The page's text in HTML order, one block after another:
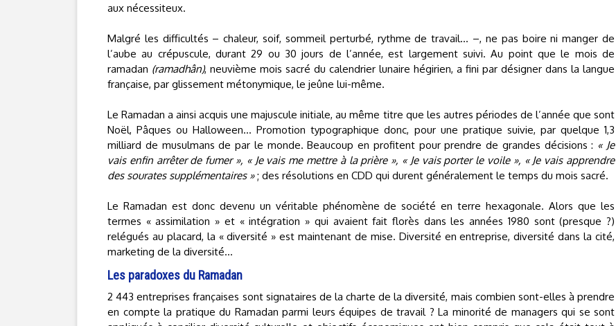
aux nécessiteux.
Malgré les difficultés – chaleur, soif, sommeil perturbé, rythme de travail… –, ne pas boire ni manger de
l’aube au crépuscule, durant 29 ou 30 jours de l’année, est largement suivi. Au point que le mois de
ramadan (ramadhân), neuvième mois sacré du calendrier lunaire hégirien, a fini par désigner dans la langue
française, par glissement métonymique, le jeûne lui-même.
Le Ramadan a ainsi acquis une majuscule initiale, au même titre que les autres périodes de l’année que sont
Noël, Pâques ou Halloween... Promotion typographique donc, pour une pratique suivie, par quelque 1,3
milliard de musulmans de par le monde. Beaucoup en profitent pour prendre de grandes décisions : « Je
vais enfin arrêter de fumer », « Je vais me mettre à la prière », « Je vais porter le voile », « Je vais apprendre
des sourates supplémentaires »; des résolutions en CDD qui durent généralement le temps du mois sacré.
Le Ramadan est donc devenu un véritable phénomène de société en terre hexagonale. Alors que les
termes « assimilation » et « intégration » qui avaient fait florès dans les années 1980 sont (presque ?)
relégués au placard, la « diversité » est maintenant de mise. Diversité en entreprise, diversité dans la cité,
marketing de la diversité…
Les paradoxes du Ramadan
2 443 entreprises françaises sont signataires de la charte de la diversité, mais combien sont-elles à prendre
en compte la pratique du Ramadan parmi leurs équipes de travail ? La minorité de managers qui se sont